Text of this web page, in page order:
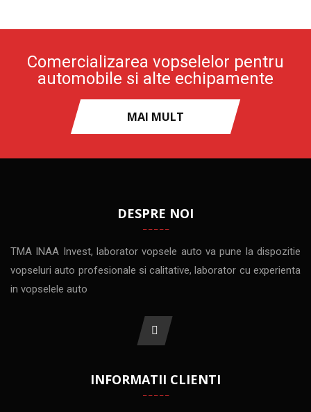
Comercializarea vopselelor pentru
automobile si alte echipamente
MAI MULT
DESPRE NOI
TMA INAA Invest, laborator vopsele auto va pune la dispozitie
vopseluri auto profesionale si calitative, laborator cu experienta
in vopselele auto
INFORMATII CLIENTI